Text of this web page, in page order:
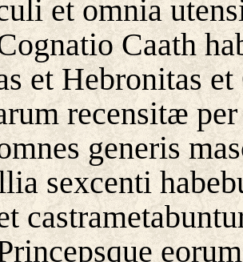
et omnia
Caath
et Hebronitas
recensitæ
generis
sexcenti